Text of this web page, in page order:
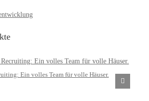
Ein volles Team für volle Häuser.